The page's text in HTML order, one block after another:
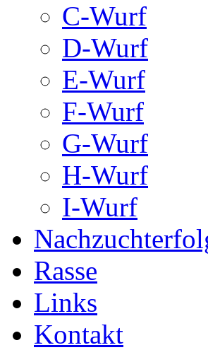
C-Wurf
D-Wurf
E-Wurf
F-Wurf
G-Wurf
H-Wurf
I-Wurf
Rasse
Links
Kontakt